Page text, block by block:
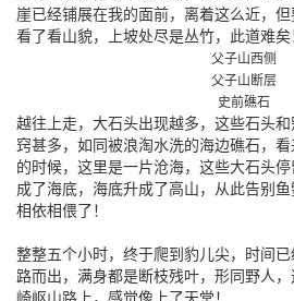
崖已经铺展在我的面前，离着这么近，
看了看山貌，上坡处尽是丛竹，此道难矣
父子山西侧
父子山断层
史前礁石
越往上走，大石头出现越多，这些石头
窍甚多，如同被浪淘水洗的海边礁石，
的时候，这里是一片沧海，这些大石头
成了海底，海底升成了高山，从此告别
相依相偎了！
整整五个小时，终于爬到豹儿尖，时间
路而出，满身都是断枝残叶，形同野人